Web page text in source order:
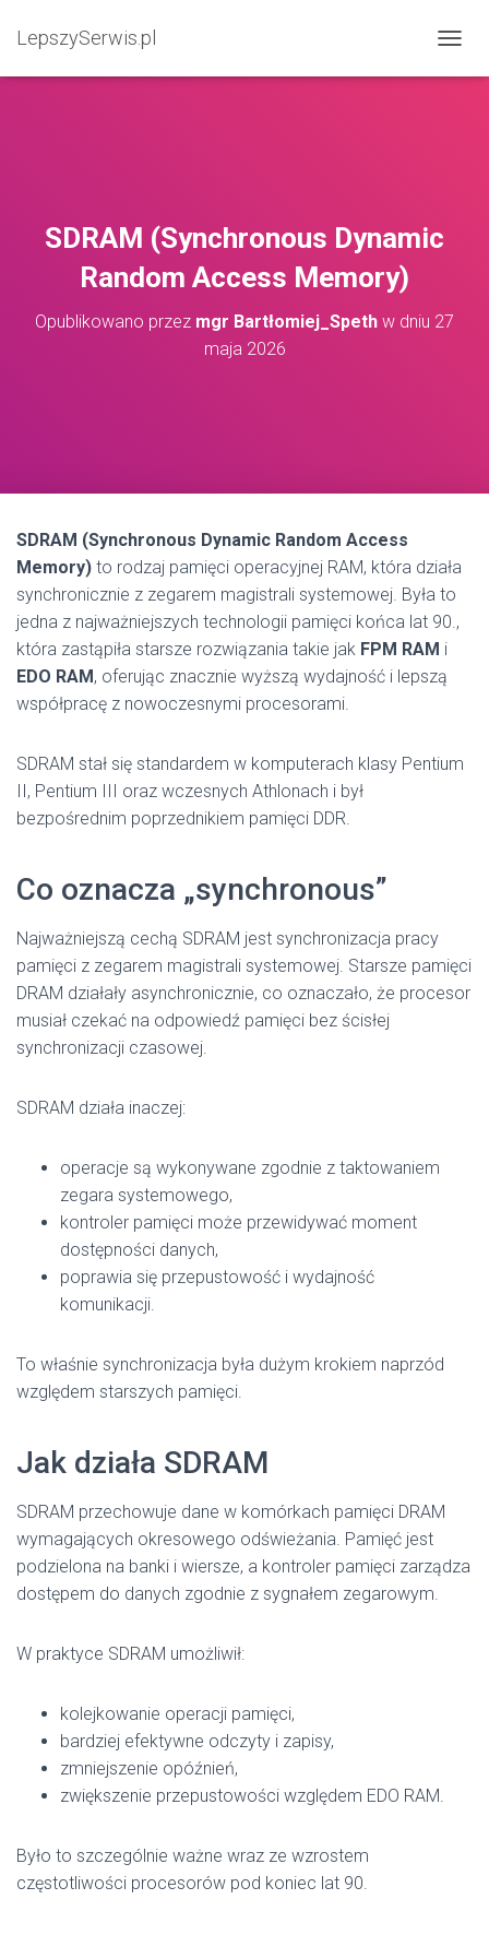
LepszySerwis.pl
SDRAM (Synchronous Dynamic
Random Access Memory)
Opublikowano przez mgr Bartłomiej_Speth w dniu 27
maja 2026
SDRAM (Synchronous Dynamic Random Access
Memory) to rodzaj pamięci operacyjnej RAM, która działa
synchronicznie z zegarem magistrali systemowej. Była to
jedna z najważniejszych technologii pamięci końca lat 90.,
która zastąpiła starsze rozwiązania takie jak FPM RAM i
EDO RAM, oferując znacznie wyższą wydajność i lepszą
współpracę z nowoczesnymi procesorami.
SDRAM stał się standardem w komputerach klasy Pentium
II, Pentium III oraz wczesnych Athlonach i był
bezpośrednim poprzednikiem pamięci DDR.
Co oznacza „synchronous”
Najważniejszą cechą SDRAM jest synchronizacja pracy
pamięci z zegarem magistrali systemowej. Starsze pamięci
DRAM działały asynchronicznie, co oznaczało, że procesor
musiał czekać na odpowiedź pamięci bez ścisłej
synchronizacji czasowej.
SDRAM działa inaczej:
operacje są wykonywane zgodnie z taktowaniem
zegara systemowego,
kontroler pamięci może przewidywać moment
dostępności danych,
poprawia się przepustowość i wydajność
komunikacji.
To właśnie synchronizacja była dużym krokiem naprzód
względem starszych pamięci.
Jak działa SDRAM
SDRAM przechowuje dane w komórkach pamięci DRAM
wymagających okresowego odświeżania. Pamięć jest
podzielona na banki i wiersze, a kontroler pamięci zarządza
dostępem do danych zgodnie z sygnałem zegarowym.
W praktyce SDRAM umożliwił:
kolejkowanie operacji pamięci,
bardziej efektywne odczyty i zapisy,
zmniejszenie opóźnień,
zwiększenie przepustowości względem EDO RAM.
Było to szczególnie ważne wraz ze wzrostem
częstotliwości procesorów pod koniec lat 90.